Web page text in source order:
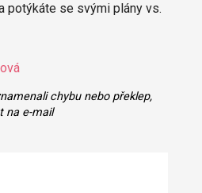
potýkáte se svými plány vs.
chybu nebo překlep,
na e-mail